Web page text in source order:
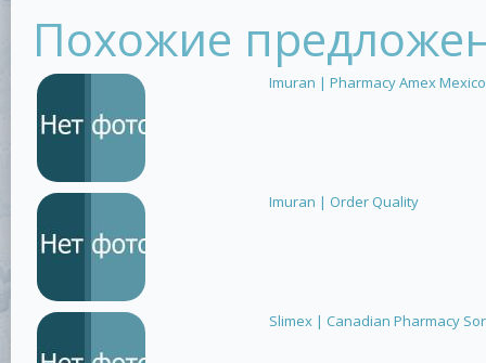
Похожие
Imuran | Pharmacy Amex Mexico
Imuran | Order Quality
Slimex | Canadian Pharmacy